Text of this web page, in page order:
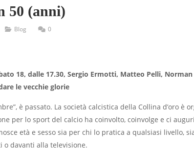
50 (anni)
Blog 0
18, dalle 17.30, Sergio Ermotti, Matteo Pelli,
le vecchie glorie
è passato. La società calcistica della Collina d’oro è
per lo sport del calcio ha coinvolto, coinvolge e ci
età e sesso sia per chi lo pratica a qualsiasi livello,
o davanti alla televisione.